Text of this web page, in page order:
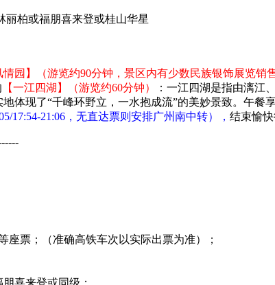
丽柏或福朋喜来登或桂山华星
情园】（游览约90分钟，景区内有少数民族银饰展览销
【一江四湖】（游览约60分钟）
：一江四湖是指由漓江
体现了“千峰环野立，一水抱成流”的美妙景致。午
17:54-21:06，无直达票则安排广州南中转）， 结束愉快
座票；（准确高铁车次以实际出票为准）；